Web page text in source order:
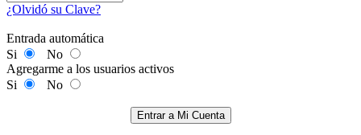
¿Olvidó su Clave?
Entrada automática
Si
No
Agregarme a los usuarios activos
Si
No
Entrar a Mi Cuenta